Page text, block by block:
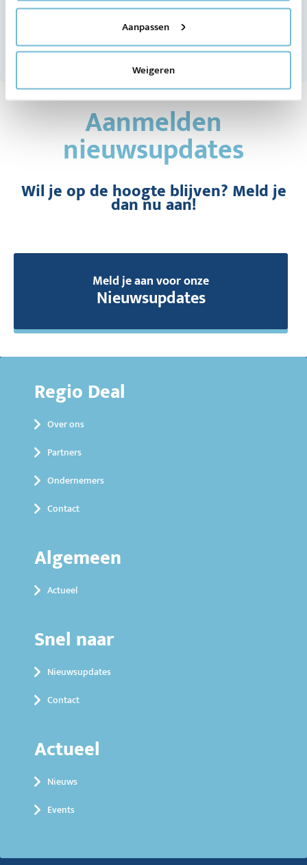
Aanpassen
Weigeren
Aanmelden
nieuwsupdates
Wil je op de hoogte blijven? Meld je
dan nu aan!
Meld je aan voor onze
Nieuwsupdates
Regio Deal
Over ons
Partners
Ondernemers
Contact
Algemeen
Actueel
Snel naar
Nieuwsupdates
Contact
Actueel
Nieuws
Events